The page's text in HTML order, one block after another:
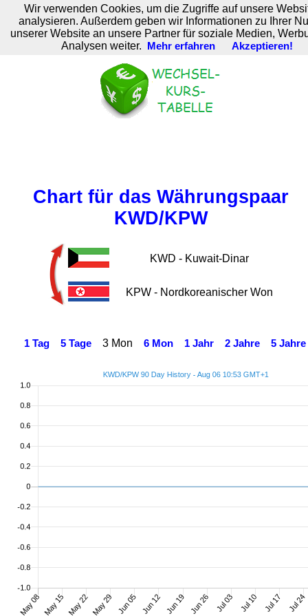
M. Brodski Software
Chart für das Währungspaar
KWD/KPW
KWD - Kuwait-Dinar
KPW - Nordkoreanischer Won
1 Tag 5 Tage 3 Mon 6 Mon 1 Jahr 2 Jahre 5 Jahre
Wir verwenden Cookies, um die Zugriffe auf unsere
analysieren. Außerdem geben wir Informationen zu Ihrer
unserer Website an unsere Partner für soziale Medien,
Analysen weiter.
Mehr erfahren Akzeptieren!